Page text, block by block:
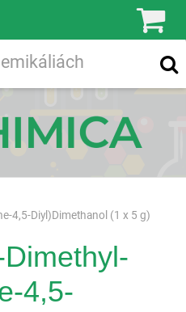
4,5-Diyl)Dimethanol (1 x 5 g)
4,5-